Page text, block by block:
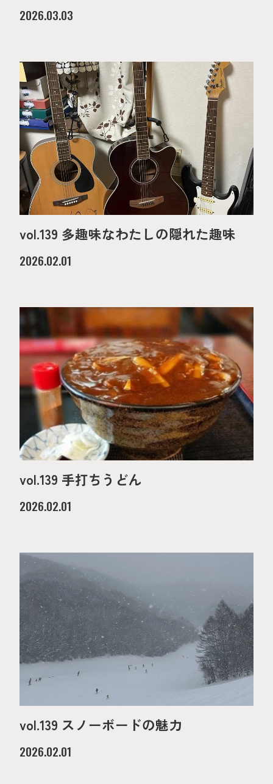
2026.03.03
vol.139 多趣味なわたしの隠れた趣味
2026.02.01
vol.139 手打ちうどん
2026.02.01
vol.139 スノーボードの魅力
2026.02.01